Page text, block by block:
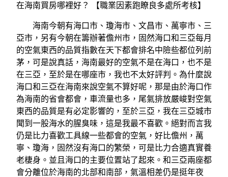
在海南買房哪裡好？ 【職業因素跑瞭良多處所考核】
海南今朝有海口市、瓊海市、文昌市、萬寧市、三
亞市，另有今朝在籌辦著儋州市，固然海口和三亞每月
的空氣東西的品質指數在天下都會排名中險些都位列前
茅，可是說真話，海南最好的空氣不是在海口，也不是
在三亞，至於是在哪座市，我也不太好評判。為什麼說
海口和三亞在海南來說空氣不算好呢，那是由於海口作
為海南的省會都會，車流量也多，尾氣排放嚴峻對空氣
東西的品質是有必定影響的，至於三亞，我在三亞城市
聞到一股海水的腥臭味，這是我最不喜歡。絕對而言我
仍是比力喜歡工具線一些都會的空氣，好比儋州，萬
寧、瓊海，固然沒有海口的繁榮，可是比力合適真實養
老棲身。並且海口的主要位置站了起來。和三亞兩座都
會分離位於海南的北部和南部，氣溫相差仍是挺年夜